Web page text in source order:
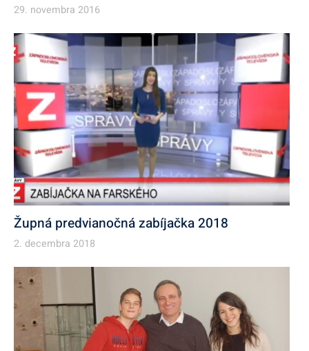
29. novembra 2016
Župná predvianočná zabíjačka 2018
2. decembra 2018